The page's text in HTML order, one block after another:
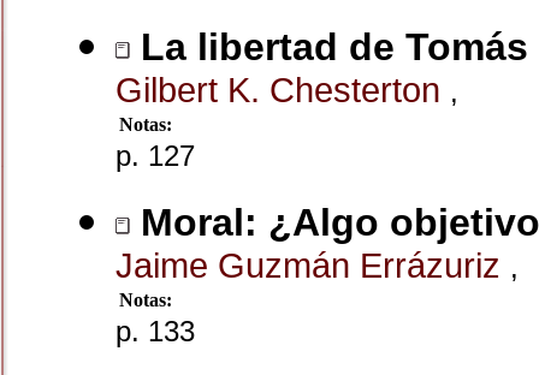
La libertad de
Gilbert K. Chesterton ,
Notas:
p. 127
Moral: ¿Algo
Jaime Guzmán Errázuriz ,
Notas:
p. 133